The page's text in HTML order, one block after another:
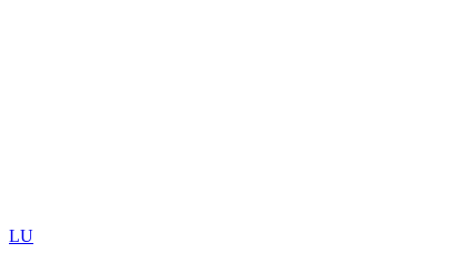
LU